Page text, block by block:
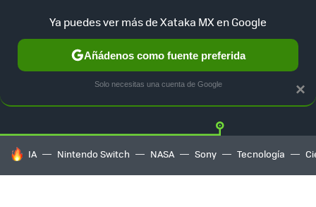
TESLA UBER AUTO ELECTRICO Twitter
HOY SE HABLA DE
IA Nintendo Switch NASA Sony Tecnología
×
Ya puedes ver más de Xataka MX en Google
Añádenos como fuente preferida
Solo necesitas una cuenta de Google